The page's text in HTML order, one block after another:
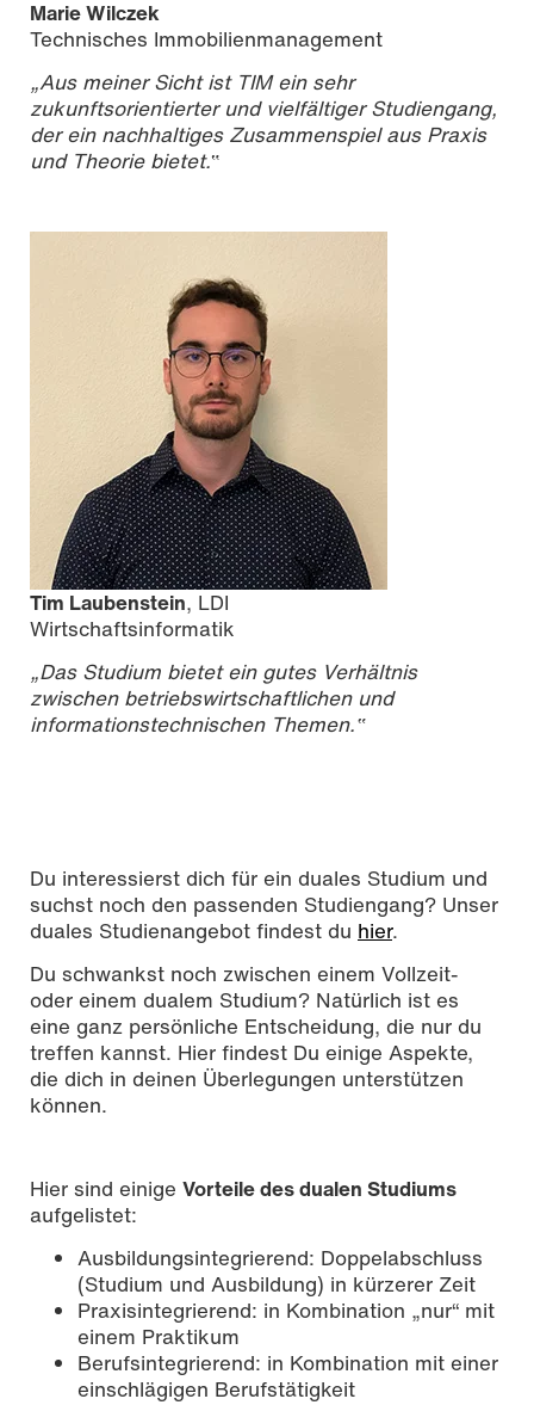
Marie Wilczek
Technisches Immobilienmanagement
„Aus meiner Sicht ist TIM ein sehr
zukunftsorientierter und vielfältiger Studiengang,
der ein nachhaltiges Zusammenspiel aus Praxis
und Theorie bietet.‟
Tim Laubenstein, LDI
Wirtschaftsinformatik
„Das Studium bietet ein gutes Verhältnis
zwischen betriebswirtschaftlichen und
informationstechnischen Themen.‟
Du interessierst dich für ein duales Studium und
suchst noch den passenden Studiengang? Unser
duales Studienangebot findest du hier.
Du schwankst noch zwischen einem Vollzeit-
oder einem dualem Studium? Natürlich ist es
eine ganz persönliche Entscheidung, die nur du
treffen kannst. Hier findest Du einige Aspekte,
die dich in deinen Überlegungen unterstützen
können.
Hier sind einige Vorteile des dualen Studiums
aufgelistet:
Ausbildungsintegrierend: Doppelabschluss
(Studium und Ausbildung) in kürzerer Zeit
Praxisintegrierend: in Kombination „nur“ mit
einem Praktikum
Berufsintegrierend: in Kombination mit einer
einschlägigen Berufstätigkeit